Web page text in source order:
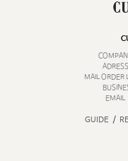
ADRESS
MAIL ORDER
EMAIL
GUIDE /